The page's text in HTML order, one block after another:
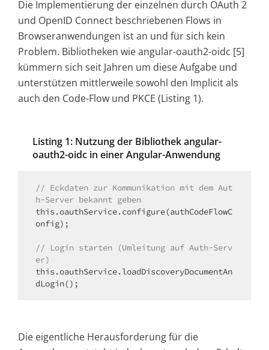
Die Implementierung der einzelnen durch OAuth 2
und OpenID Connect beschriebenen Flows in
Browseranwendungen ist an und für sich kein
Problem. Bibliotheken wie angular-oauth2-oidc [5]
kümmern sich seit Jahren um diese Aufgabe und
unterstützen mittlerweile sowohl den Implicit als
auch den Code-Flow und PKCE (Listing 1).
Listing 1: Nutzung der Bibliothek angular-
oauth2-oidc in einer Angular-Anwendung
// Eckdaten zur Kommunikation mit dem Aut
h-Server bekannt geben
this.oauthService.configure(authCodeFlowC
onfig);
// Login starten (Umleitung auf Auth-Serv
er)
this.oauthService.loadDiscoveryDocumentAn
dLogin();
Die eigentliche Herausforderung für die